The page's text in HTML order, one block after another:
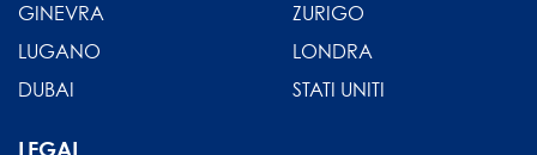
GINEVRA
ZURIGO
LUGANO
LONDRA
DUBAI
STATI UNITI
LEGAL